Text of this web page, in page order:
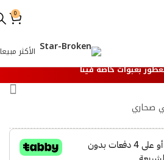
0
الأكثر مبيعا
بعبوات خاصة فينا
صحاري